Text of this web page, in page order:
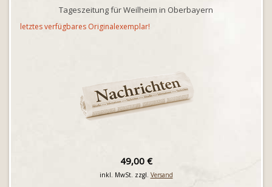
Tageszeitung für Weilheim in Oberbayern
letztes verfügbares Originalexemplar!
49,00 €
inkl. MwSt. zzgl. Versand